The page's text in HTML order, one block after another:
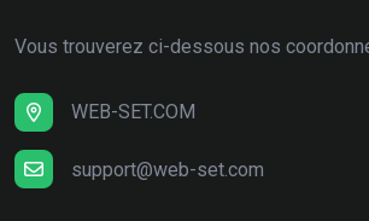
Vous trouverez ci-dessous nos
WEB-SET.COM
support@web-set.com